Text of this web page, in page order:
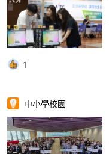
1
中小學校園